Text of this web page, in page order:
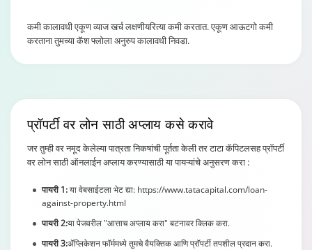
कमी कालावधी एकूण व्याज खर्च लक्षणीयरित्या कमी करतात. एकूण आऊटगो कमी
करताना तुमच्या कॅश फ्लोला अनुरुप कालावधी निवडा.
प्रॉपर्टी वर लोनसाठी अप्लाय कसे करावे
जर तुम्ही वर नमूद केलेल्या पात्रता निकषांची पूर्तता केली तर टाटा कॅपिटलसह प्रॉपर्टी
वर लोन साठी ऑनलाईन अप्लाय करण्यासाठी या पायऱ्यांचे अनुसरण करा :
पायरी 1:या वेबसाईटला भेट द्या: https://www.tatacapital.com/loan-
against-property.html
पायरी 2:या पेजवरील "आत्ताच अप्लाय करा" बटनावर क्लिक करा.
पायरी 3:ॲप्लिकेशन फॉर्ममध्ये तुमचे वैयक्तिक आणि प्रॉपर्टी तपशील प्रदान करा.